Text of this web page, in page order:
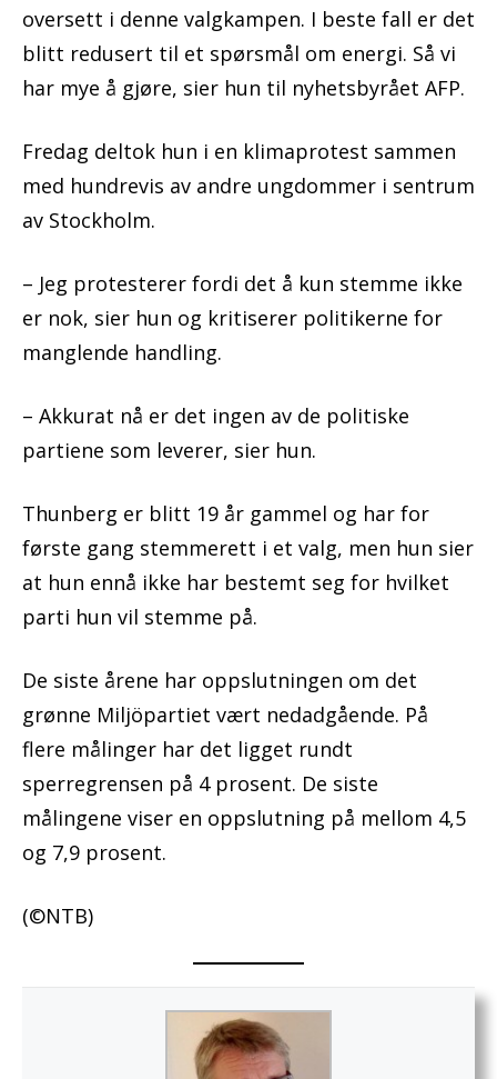
oversett i denne valgkampen. I beste fall er det
blitt redusert til et spørsmål om energi. Så vi
har mye å gjøre, sier hun til nyhetsbyrået AFP.
Fredag deltok hun i en klimaprotest sammen
med hundrevis av andre ungdommer i sentrum
av Stockholm.
– Jeg protesterer fordi det å kun stemme ikke
er nok, sier hun og kritiserer politikerne for
manglende handling.
– Akkurat nå er det ingen av de politiske
partiene som leverer, sier hun.
Thunberg er blitt 19 år gammel og har for
første gang stemmerett i et valg, men hun sier
at hun ennå ikke har bestemt seg for hvilket
parti hun vil stemme på.
De siste årene har oppslutningen om det
grønne Miljöpartiet vært nedadgående. På
flere målinger har det ligget rundt
sperregrensen på 4 prosent. De siste
målingene viser en oppslutning på mellom 4,5
og 7,9 prosent.
(©NTB)